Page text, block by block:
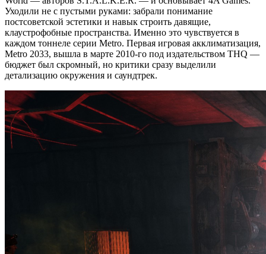
Уходили не с пустыми руками: забрали понимание
постсоветской эстетики и навык строить давящие,
клаустрофобные пространства. Именно это чувствуется в
каждом тоннеле серии Metro. Первая игровая акклиматизация,
Metro 2033, вышла в марте 2010-го под издательством THQ —
бюджет был скромный, но критики сразу выделили
детализацию окружения и саундтрек.